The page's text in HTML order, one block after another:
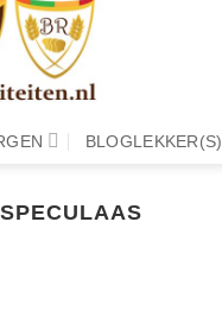
BLOGLEKKER(S)
SPECULAAS